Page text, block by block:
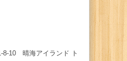
8-10 晴海アイランド ト